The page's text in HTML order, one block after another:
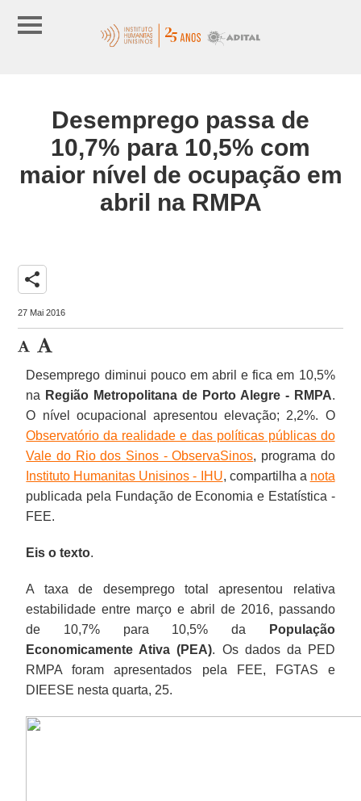
Desemprego passa de
10,7% para 10,5% com
maior nível de ocupação em
abril na RMPA
share
27 Mai 2016
Desemprego diminui pouco em abril e fica em 10,5%
na Região Metropolitana de Porto Alegre - RMPA.
O nível ocupacional apresentou elevação; 2,2%. O
Observatório da realidade e das políticas públicas do
Vale do Rio dos Sinos - ObservaSinos, programa do
Instituto Humanitas Unisinos - IHU, compartilha a nota
publicada pela Fundação de Economia e Estatística -
FEE.
Eis o texto.
A taxa de desemprego total apresentou relativa
estabilidade entre março e abril de 2016, passando
de 10,7% para 10,5% da
População
Economicamente Ativa (PEA). Os dados da PED
RMPA foram apresentados pela FEE, FGTAS e
DIEESE nesta quarta, 25.